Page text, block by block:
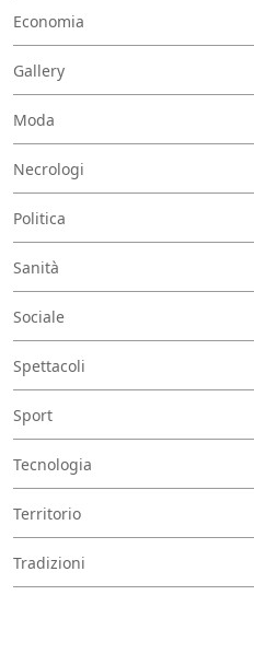
Economia
Gallery
Moda
Necrologi
Politica
Sanità
Sociale
Spettacoli
Sport
Tecnologia
Territorio
Tradizioni